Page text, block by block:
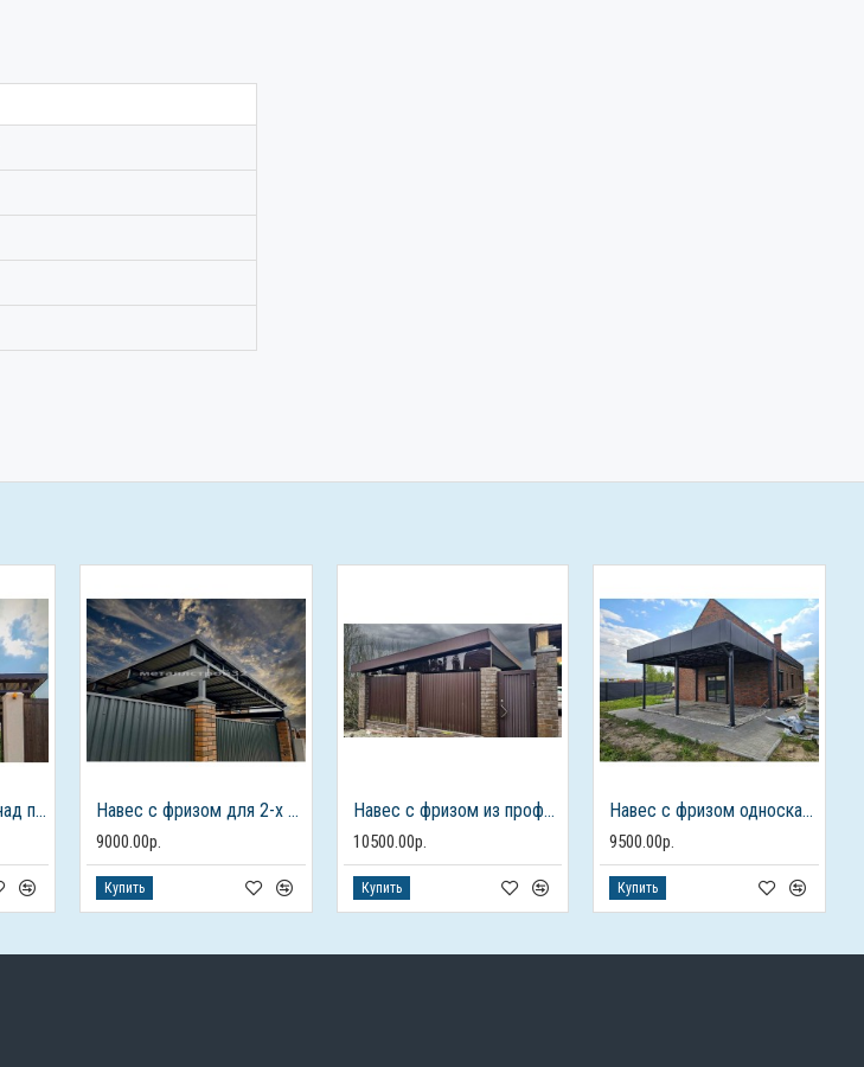
Навес односкатный над парковкой Навес с фризом для 2-х автомобилей
9000.00р.
Купить
Навес с фризом из профлиста односкатный
10500.00р.
Купить
Навес с фризом односкатный над входом из профлиста
9500.00р.
Купить